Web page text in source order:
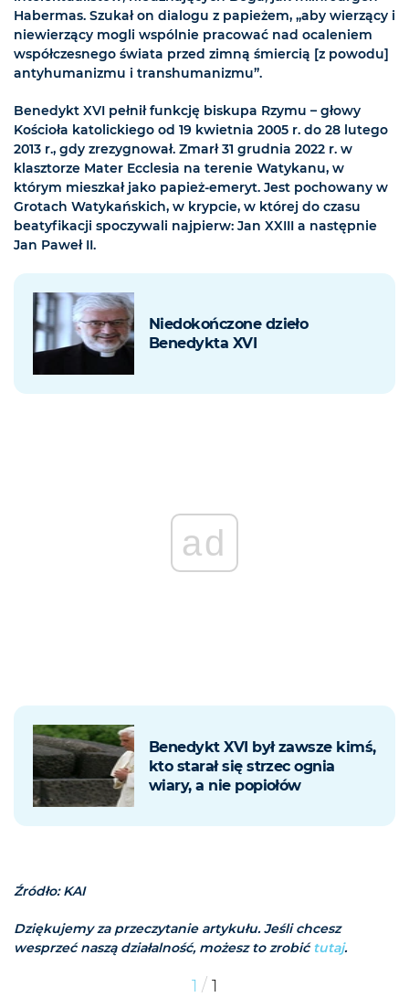
Habermas. Szukał on dialogu z papieżem, „aby wierzący i
niewierzący mogli wspólnie pracować nad ocaleniem
współczesnego świata przed zimną śmiercią [z powodu]
antyhumanizmu i transhumanizmu”.
Benedykt XVI pełnił funkcję biskupa Rzymu – głowy
Kościoła katolickiego od 19 kwietnia 2005 r. do 28 lutego
2013 r., gdy zrezygnował. Zmarł 31 grudnia 2022 r. w
klasztorze Mater Ecclesia na terenie Watykanu, w
którym mieszkał jako papież-emeryt. Jest pochowany w
Grotach Watykańskich, w krypcie, w której do czasu
beatyfikacji spoczywali najpierw: Jan XXIII a następnie
Jan Paweł II.
Niedokończone dzieło
Benedykta XVI
ad
Benedykt XVI był zawsze kimś,
kto starał się strzec ognia
wiary, a nie popiołów
Źródło: KAI
Dziękujemy za przeczytanie artykułu. Jeśli chcesz
wesprzeć naszą działalność, możesz to zrobićtutaj.
1 / 1